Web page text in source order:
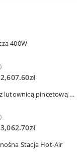
400W
2,607.60zł.
Quick TS6 Stacja lutownicza z lutownicą pincetową 60W
3,062.70zł.
Stacja Hot-Air